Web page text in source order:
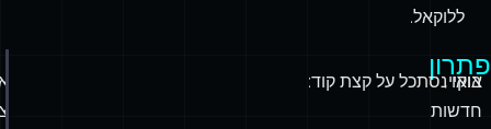
ללוקאל.
פתרון
אוקיי,
חדשות
בואו נסתכל על קצת קוד: